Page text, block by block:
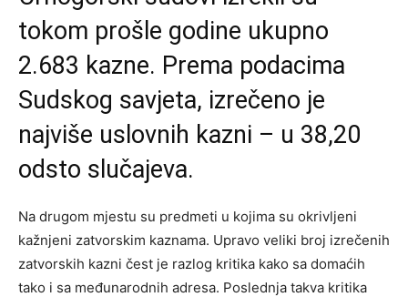
tokom prošle godine ukupno
2.683 kazne. Prema podacima
Sudskog savjeta, izrečeno je
najviše uslovnih kazni – u 38,20
odsto slučajeva.
Na drugom mjestu su predmeti u kojima su okrivljeni
kažnjeni zatvorskim kaznama. Upravo veliki broj izrečenih
zatvorskih kazni čest je razlog kritika kako sa domaćih
tako i sa međunarodnih adresa. Poslednja takva kritika